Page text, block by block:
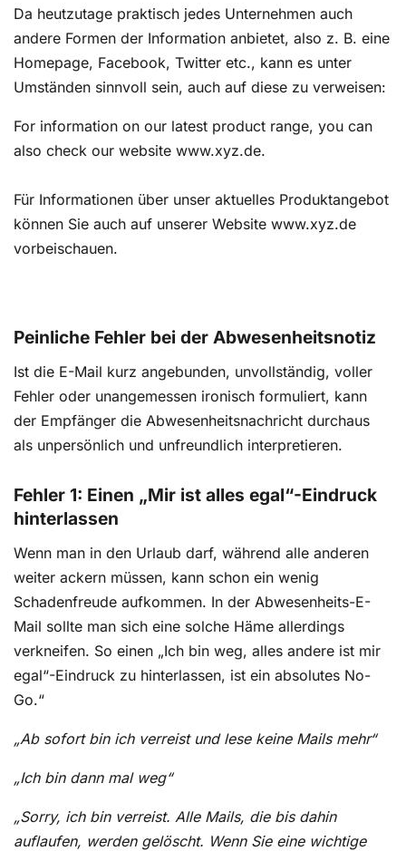
Da heutzutage praktisch jedes Unternehmen auch
andere Formen der Information anbietet, also z. B. eine
Homepage, Facebook, Twitter etc., kann es unter
Umständen sinnvoll sein, auch auf diese zu verweisen:
For information on our latest product range, you can
also check our website www.xyz.de.
Für Informationen über unser aktuelles Produktangebot
können Sie auch auf unserer Website www.xyz.de
vorbeischauen.
Peinliche Fehler bei der Abwesenheitsnotiz
Ist die E-Mail kurz angebunden, unvollständig, voller
Fehler oder unangemessen ironisch formuliert, kann
der Empfänger die Abwesenheitsnachricht durchaus
als unpersönlich und unfreundlich interpretieren.
Fehler 1: Einen „Mir ist alles egal“-Eindruck
hinterlassen
Wenn man in den Urlaub darf, während alle anderen
weiter ackern müssen, kann schon ein wenig
Schadenfreude aufkommen. In der Abwesenheits-E-
Mail sollte man sich eine solche Häme allerdings
verkneifen. So einen „Ich bin weg, alles andere ist mir
egal“-Eindruck zu hinterlassen, ist ein absolutes No-
Go.“
„Ab sofort bin ich verreist und lese keine Mails mehr“
„Ich bin dann mal weg“
„Sorry, ich bin verreist. Alle Mails, die bis dahin
auflaufen, werden gelöscht. Wenn Sie eine wichtige